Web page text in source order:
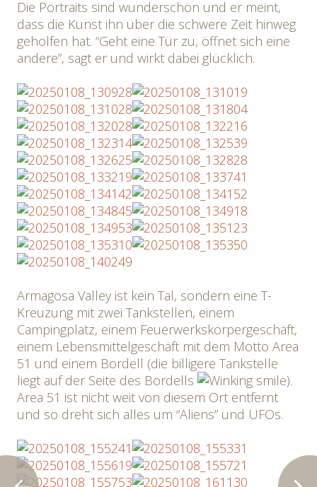
Die Portraits sind wunderschön und er meint,
dass die Kunst ihn über die schwere Zeit hinweg
geholfen hat. “Geht eine Tür zu, öffnet sich eine
andere”, sagt er und wirkt dabei glücklich.
Armagosa Valley ist kein Tal, sondern eine T-
Kreuzung mit zwei Tankstellen, einem
Campingplatz, einem Feuerwerkskörpergeschäft,
einem Lebensmittelgeschäft mit dem Motto Area
51 und einem Bordell (die billigere Tankstelle
liegt auf der Seite des Bordells
).
Area 51 ist nicht weit von diesem Ort entfernt
und so dreht sich alles um “Aliens” und UFOs.